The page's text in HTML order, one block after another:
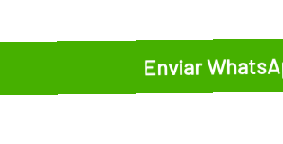
Enviar